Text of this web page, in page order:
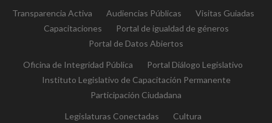
Transparencia Activa Audiencias Públicas
Visitas Guiadas
Capacitaciones
Portal de igualdad de géneros
Portal de Datos Abiertos
Oficina de Integridad Pública
Portal Diálogo Legislativo
Instituto Legislativo de Capacitación Permanente
Participación Ciudadana
Legislaturas Conectadas Cultura